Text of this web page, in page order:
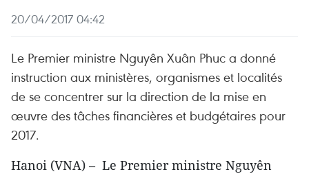
20/04/2017 04:42
Le Premier ministre Nguyên Xuân Phuc a donné
instruction aux ministères, organismes et localités
de se concentrer sur la direction de la mise en
œuvre des tâches financières et budgétaires pour
2017.
Hanoi (VNA) – Le Premier ministre Nguyên